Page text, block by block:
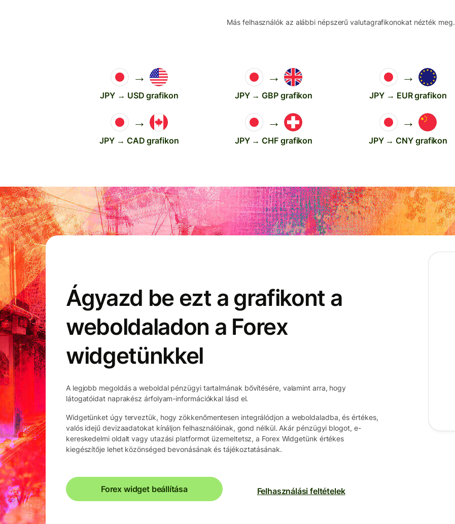
Más felhasználók az alábbi népszerű valutagrafikonokat nézték meg.
→
JPY → USD grafikon
→
JPY → GBP grafikon
→
JPY → EUR grafikon
→
JPY → CAD grafikon
→
JPY → CHF grafikon
→
JPY → CNY grafikon
Ágyazd be ezt a grafikont a
weboldaladon a Forex
widgetünkkel
A legjobb megoldás a weboldal pénzügyi tartalmának bővítésére, valamint arra, hogy
látogatóidat naprakész árfolyam-információkkal lásd el.
Widgetünket úgy terveztük, hogy zökkenőmentesen integrálódjon a weboldaladba, és értékes,
valós idejű devizaadatokat kínáljon felhasználóinak, gond nélkül. Akár pénzügyi blogot, e-
kereskedelmi oldalt vagy utazási platformot üzemeltetsz, a Forex Widgetünk értékes
kiegészítője lehet közönséged bevonásának és tájékoztatásának.
Forex widget beállítása Felhasználási feltételek